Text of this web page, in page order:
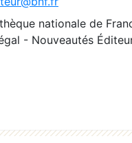
nationale de
- Nouveautés